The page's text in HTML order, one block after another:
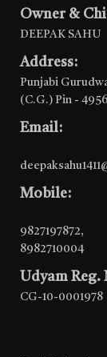
Owner &
DEEPAK SAHU
Address:
Punjabi
(C.G.) Pin -
Email:
Mobile:
9827197872,
8982710004
Udyam Reg.
CG-10-0001978